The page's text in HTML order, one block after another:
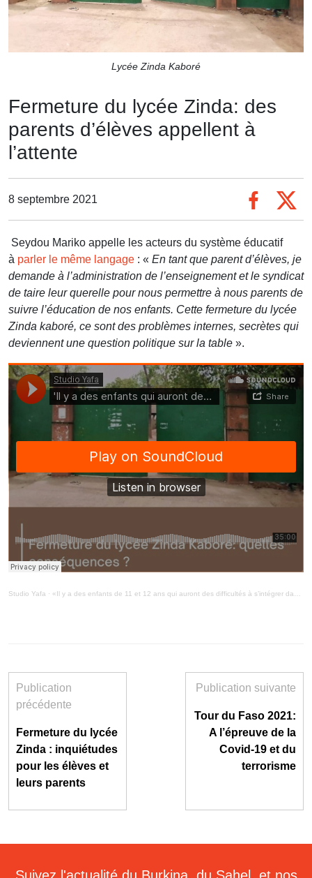
Lycée Zinda Kaboré
Fermeture du lycée Zinda: des
parents d’élèves appellent à
l’attente
8 septembre 2021
Seydou Mariko appelle les acteurs du système éducatif
à parler le même langage : « En tant que parent d’élèves, je
demande à l’administration de l’enseignement et le syndicat
de taire leur querelle pour nous permettre à nous parents de
suivre l’éducation de nos enfants. Cette fermeture du lycée
Zinda kaboré, ce sont des problèmes internes, secrètes qui
deviennent une question politique sur la table ».
Studio Yafa · «Il y a des enfants de 11 et 12 ans qui auront des difficultés à s’intégrer dans ce milieu »,
Publication
précédente
Fermeture du lycée
Zinda : inquiétudes
pour les élèves et
leurs parents
Publication suivante
Tour du Faso 2021:
A l’épreuve de la
Covid-19 et du
terrorisme